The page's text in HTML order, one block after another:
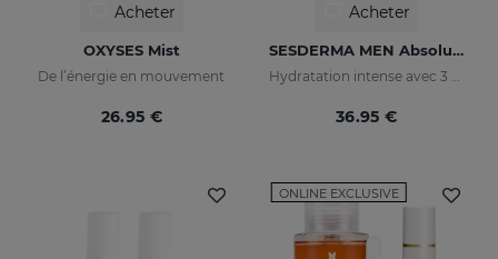
Acheter
OXYSES Mist
De l’énergie en mouvement
26.95 €
Acheter
SESDERMA MEN Absolute Force Lotion
Hydratation intense avec 3 types d'acide hyaluronique
36.95 €
ONLINE EXCLUSIVE